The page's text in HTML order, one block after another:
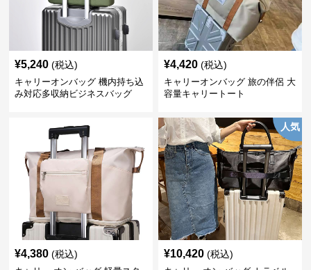
¥5,240 (税込)
キャリーオンバッグ 機内持ち込
み対応多収納ビジネスバッグ
¥4,420 (税込)
キャリーオンバッグ 旅の伴侶 大
容量キャリートート
¥4,380 (税込)
人気
¥10,420 (税込)